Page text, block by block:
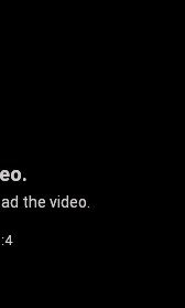
the video.